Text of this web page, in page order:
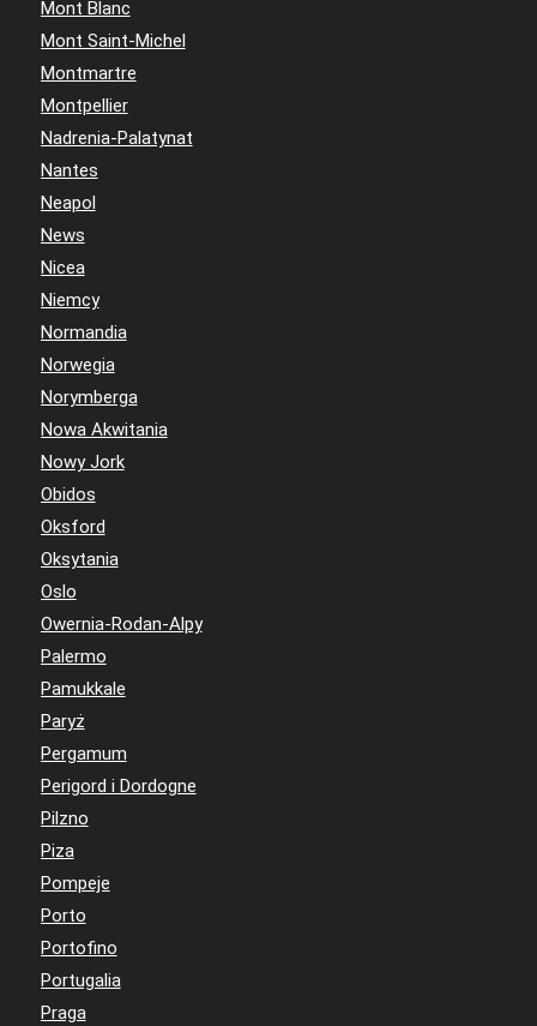
Mont Blanc
Mont Saint-Michel
Montmartre
Montpellier
Nadrenia-Palatynat
Nantes
Neapol
News
Nicea
Niemcy
Normandia
Norwegia
Norymberga
Nowa Akwitania
Nowy Jork
Obidos
Oksford
Oksytania
Oslo
Owernia-Rodan-Alpy
Palermo
Pamukkale
Paryż
Pergamum
Perigord i Dordogne
Pilzno
Piza
Pompeje
Porto
Portofino
Portugalia
Praga